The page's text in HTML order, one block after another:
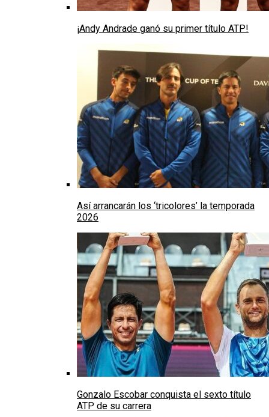
¡Andy Andrade ganó su primer título ATP!
Así arrancarán los ‘tricolores’ la temporada
2026
Gonzalo Escobar conquista el sexto título
ATP de su carrera